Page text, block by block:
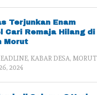
Terjunkan Enam
Cari Remaja Hilang di
Morut
, KABAR DESA, MORUT
2024